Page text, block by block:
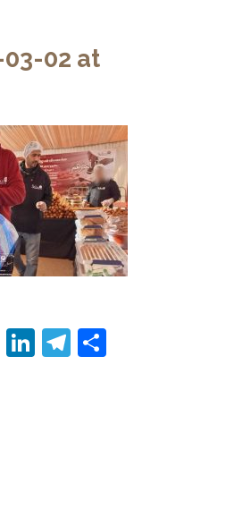
02 at
Twitter
LinkedIn
Telegram